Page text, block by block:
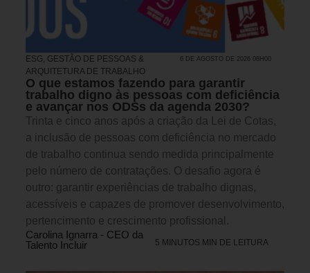
ESG GESTÃO DE PESSOAS &
ARQUITETURA DE TRABALHO
6 DE AGOSTO DE 2026 08H00
O que estamos fazendo para garantir
trabalho digno às pessoas com deficiência
e avançar nos ODSs da agenda 2030?
Trinta e cinco anos após a criação da Lei de Cotas,
a inclusão de pessoas com deficiência no mercado
de trabalho continua sendo medida principalmente
pelo número de contratações. O desafio agora é
outro: garantir experiências de trabalho dignas,
acessíveis e capazes de promover desenvolvimento,
pertencimento e crescimento profissional.
Carolina Ignarra - CEO da
Talento Incluir
5 MINUTOS MIN DE LEITURA